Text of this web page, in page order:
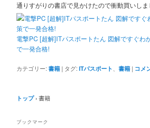
通りすがりの書店で見かけたので衝動買いしま
電撃PC [超解]ITパスポートたん 図解ですぐわ
で一発合格!
カテゴリー:書籍 | タグ:ITパスポート 、書籍 | コメ
トップ › 書籍
ブックマーク